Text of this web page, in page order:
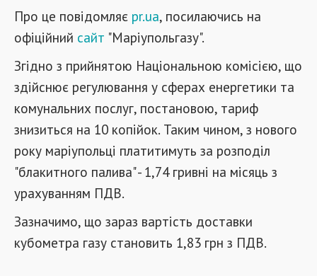
Про це повідомляє pr.ua, посилаючись на
офіційний сайт "Маріупольгазу".
Згідно з прийнятою Національною комісією, що
здійснює регулювання у сферах енергетики та
комунальних послуг, постановою, тариф
знизиться на 10 копійок. Таким чином, з нового
року маріупольці платитимуть за розподіл
"блакитного палива" - 1,74 гривні на місяць з
урахуванням ПДВ.
Зазначимо, що зараз вартість доставки
кубометра газу становить 1,83 грн з ПДВ.